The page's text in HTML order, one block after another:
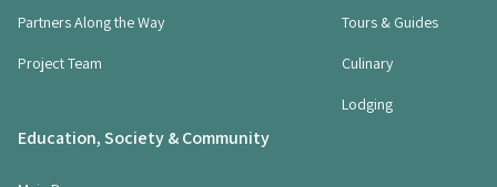
i
e
)
Partners Along the Way
Project Team
Tours & Guides
Culinary
Lodging
Education, Society & Community